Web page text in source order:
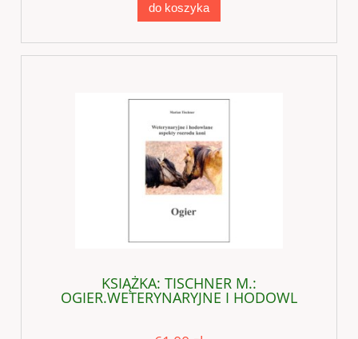
do koszyka
KSIĄŻKA: TISCHNER M.:
OGIER.WETERYNARYJNE I HODOWL